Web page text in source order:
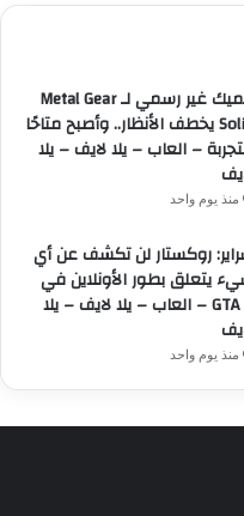
ريميك غير رسمي لـ Metal Gear
Solid يخطف الأنظار.. وأصبح متاحًا
– العاب – يلا لايف – يلا
منذ يوم واحد
روكستار لن تكشف عن أي
يتعلق بطور الأونلاين في
GTA 6 – العاب – يلا لايف – يلا
منذ يوم واحد